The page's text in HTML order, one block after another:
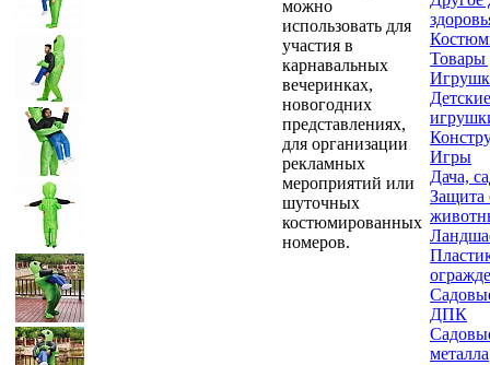
можно
использовать для
участия в
карнавальных
вечеринках,
новогодних
представлениях,
для организации
рекламных
мероприятий или
шуточных
костюмированных
номеров.
Товары
Игры
Дача,
Защита
ДПК
металла